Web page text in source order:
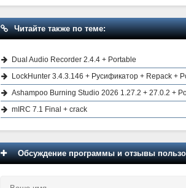
Читайте также по теме:
Dual Audio Recorder 2.4.4 + Portable
LockHunter 3.4.3.146 + Русификатор + Repack +
Ashampoo Burning Studio 2026 1.27.2 + 27.0.2 +
mIRC 7.1 Final + crack
Обсуждение программы и отзывы